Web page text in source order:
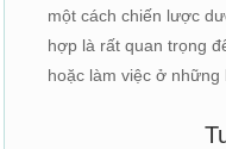
một cách chiến lược
hợp là rất quan trọng
hoặc làm việc ở những